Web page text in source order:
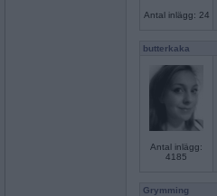
Antal inlägg: 24
butterkaka
Antal inlägg:
4185
Grymming